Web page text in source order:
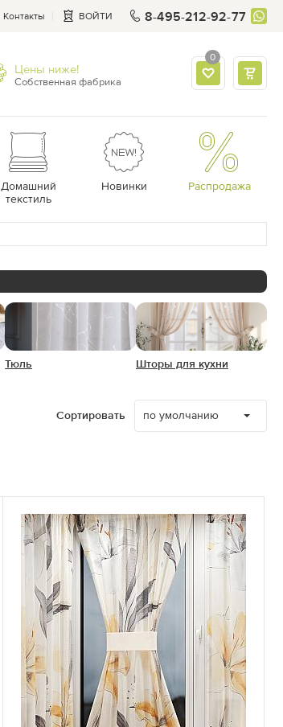
Контакты ВОЙТИ 8-495-212-92-77
Цены ниже!
Собственная фабрика
0
Домашний
текстиль
Новинки Распродажа
Тюль Шторы для кухни
Сортировать по умолчанию